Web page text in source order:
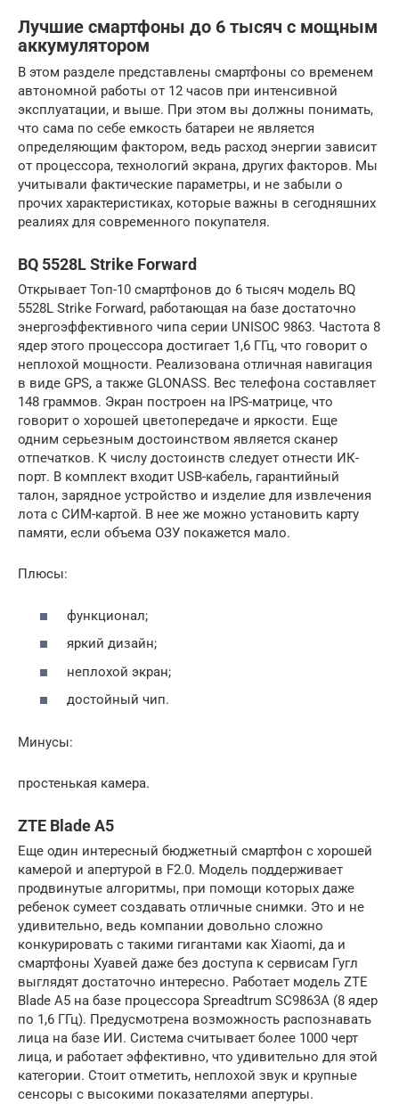
Лучшие смартфоны до 6 тысяч с мощным
аккумулятором
В этом разделе представлены смартфоны со временем
автономной работы от 12 часов при интенсивной
эксплуатации, и выше. При этом вы должны понимать,
что сама по себе емкость батареи не является
определяющим фактором, ведь расход энергии зависит
от процессора, технологий экрана, других факторов. Мы
учитывали фактические параметры, и не забыли о
прочих характеристиках, которые важны в сегодняшних
реалиях для современного покупателя.
BQ 5528L Strike Forward
Открывает Топ-10 смартфонов до 6 тысяч модель BQ
5528L Strike Forward, работающая на базе достаточно
энергоэффективного чипа серии UNISOC 9863. Частота 8
ядер этого процессора достигает 1,6 ГГц, что говорит о
неплохой мощности. Реализована отличная навигация
в виде GPS, а также GLONASS. Вес телефона составляет
148 граммов. Экран построен на IPS-матрице, что
говорит о хорошей цветопередаче и яркости. Еще
одним серьезным достоинством является сканер
отпечатков. К числу достоинств следует отнести ИК-
порт. В комплект входит USB-кабель, гарантийный
талон, зарядное устройство и изделие для извлечения
лота с СИМ-картой. В нее же можно установить карту
памяти, если объема ОЗУ покажется мало.
Плюсы:
функционал;
яркий дизайн;
неплохой экран;
достойный чип.
Минусы:
простенькая камера.
ZTE Blade A5
Еще один интересный бюджетный смартфон с хорошей
камерой и апертурой в F2.0. Модель поддерживает
продвинутые алгоритмы, при помощи которых даже
ребенок сумеет создавать отличные снимки. Это и не
удивительно, ведь компании довольно сложно
конкурировать с такими гигантами как Xiaomi, да и
смартфоны Хуавей даже без доступа к сервисам Гугл
выглядят достаточно интересно. Работает модель ZTE
Blade A5 на базе процессора Spreadtrum SC9863A (8 ядер
по 1,6 ГГц). Предусмотрена возможность распознавать
лица на базе ИИ. Система считывает более 1000 черт
лица, и работает эффективно, что удивительно для этой
категории. Стоит отметить, неплохой звук и крупные
сенсоры с высокими показателями апертуры.